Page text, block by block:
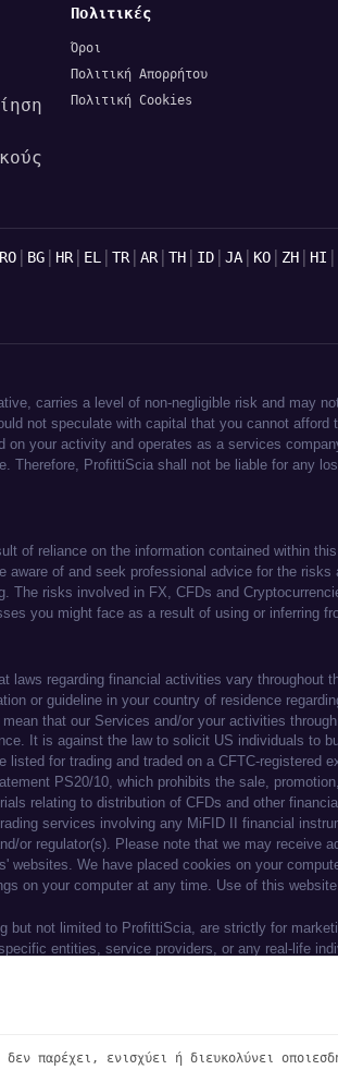
Πολιτικές
Όροι
Πολιτική Απορρήτου
Πολιτική Cookies
RO BG HR| EL TR| AR| TH ID JA KO ZH HI
Όλα τα δικαιώματα
παρέχει, ενισχύει ή διευκολύνει